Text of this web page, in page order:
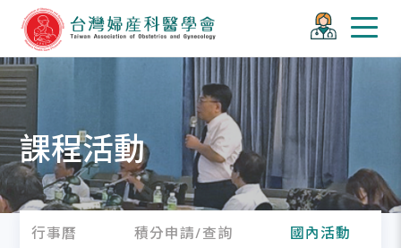
課程活動
行事曆 積分申請/查詢 國內活動